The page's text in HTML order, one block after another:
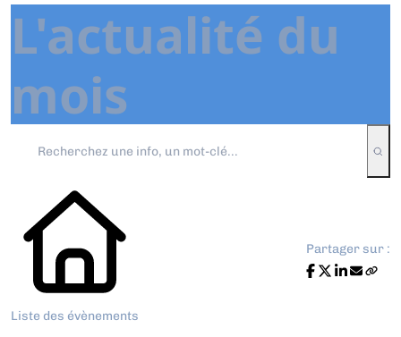
L'actualité du
mois
Liste des évènements
Partager sur :